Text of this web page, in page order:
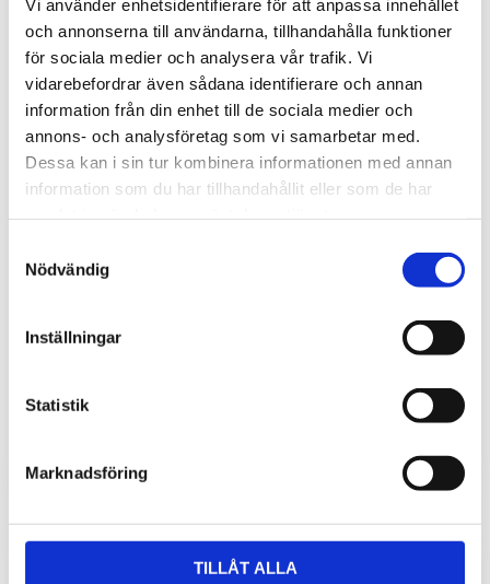
Vi använder enhetsidentifierare för att anpassa innehållet
och annonserna till användarna, tillhandahålla funktioner
för sociala medier och analysera vår trafik. Vi
vidarebefordrar även sådana identifierare och annan
information från din enhet till de sociala medier och
annons- och analysföretag som vi samarbetar med.
Dessa kan i sin tur kombinera informationen med annan
information som du har tillhandahållit eller som de har
Nödvändig
Inställningar
Statistik
Marknadsföring
TILLÅT ALLA
Molntjänst för övervakning, larm och visualisering av
mätvärden från Comets IoT-sensorer (4G-loggrar, WiFi-,
280kr